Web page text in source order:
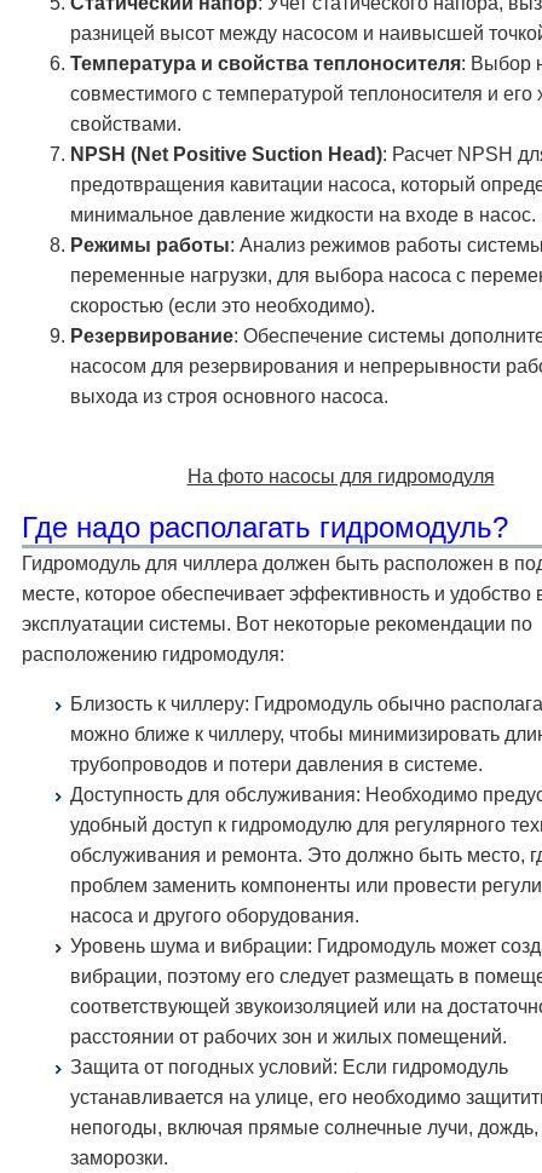
разницей высот между насосом и наивысшей
Температура и свойства теплоносителя: Выбор
совместимого с температурой теплоносителя и его
свойствами.
NPSH (Net Positive Suction Head): Расчет NPSH
предотвращения кавитации насоса, который
минимальное давление жидкости на входе в насос.
Режимы работы: Анализ режимов работы
переменные нагрузки, для выбора насоса с
скоростью (если это необходимо).
Резервирование: Обеспечение системы
насосом для резервирования и непрерывности
выхода из строя основного насоса.
На фото насосы для гидромодуля
Где надо располагать гидромодуль?
Гидромодуль для чиллера должен быть расположен в
месте, которое обеспечивает эффективность и удобство
эксплуатации системы. Вот некоторые рекомендации по
расположению гидромодуля:
Близость к чиллеру: Гидромодуль обычно
можно ближе к чиллеру, чтобы минимизировать
трубопроводов и потери давления в системе.
Доступность для обслуживания: Необходимо
удобный доступ к гидромодулю для регулярного
обслуживания и ремонта. Это должно быть место,
проблем заменить компоненты или провести
насоса и другого оборудования.
Уровень шума и вибрации: Гидромодуль может
вибрации, поэтому его следует размещать в
соответствующей звукоизоляцией или на
расстоянии от рабочих зон и жилых помещений.
Защита от погодных условий: Если гидромодуль
устанавливается на улице, его необходимо
непогоды, включая прямые солнечные лучи, дождь,
заморозки.